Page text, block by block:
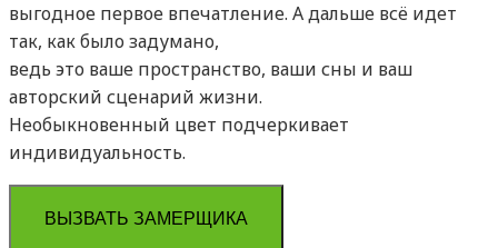
выгодное первое впечатление. А дальше всё идет
так, как было задумано,
ведь это ваше пространство, ваши сны и ваш
авторский сценарий жизни.
Необыкновенный цвет подчеркивает
индивидуальность.
ВЫЗВАТЬ ЗАМЕРЩИКА